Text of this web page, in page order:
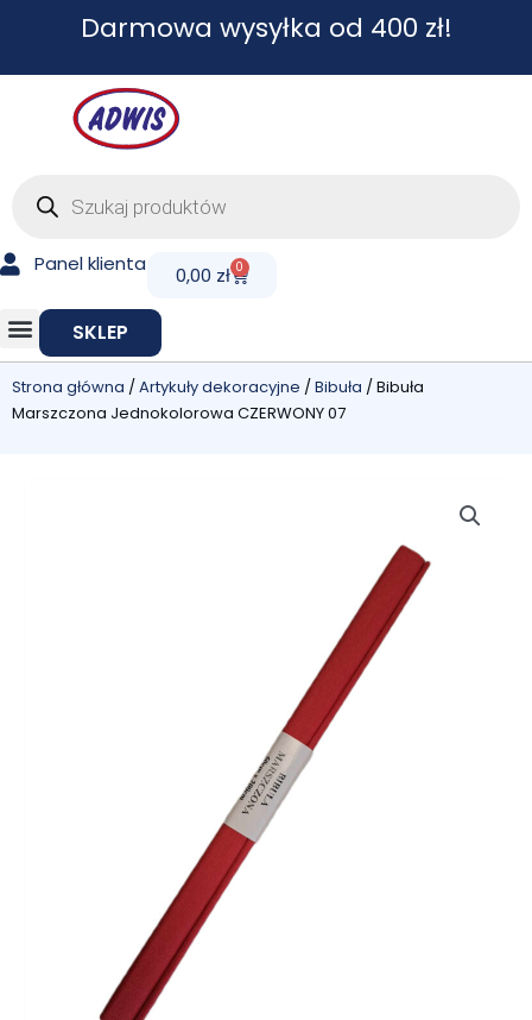
Darmowa wysyłka od 400 zł!
Panel klienta 0,00 zł 0
Cart
SKLEP
Strona główna /Artykuły dekoracyjne /Bibuła / Bibuła
Marszczona Jednokolorowa CZERWONY 07